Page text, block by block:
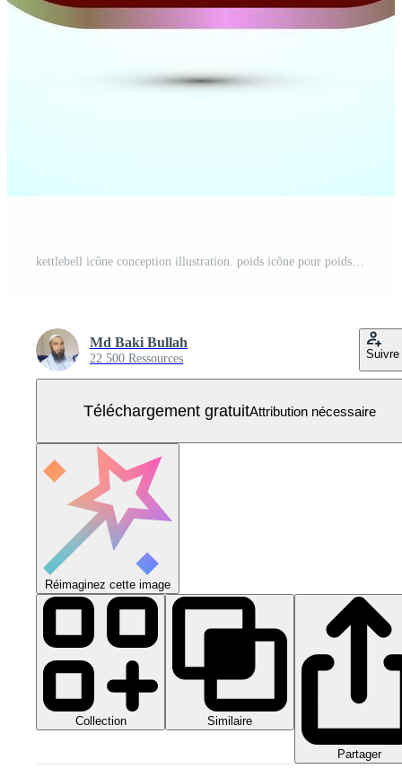
kettlebell icône conception illustration. poids icône pour poids levage, aptitude, et Gym entraînements. rouge Couleur carré bouton conception Vecteur Gratuit
Md Baki Bullah
22 500 Ressources Suivre
Téléchargement gratuitAttribution nécessaire
Réimaginez cette image
Collection Similaire
Partager